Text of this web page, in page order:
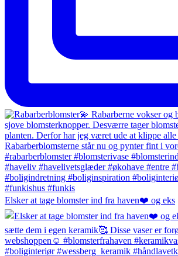
Elsker at tage blomster ind fra haven❤️ og eks